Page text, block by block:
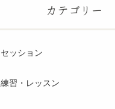
カテゴリー
セッション
練習・レッスン